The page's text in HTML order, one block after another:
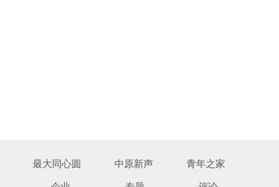
最大同心圆 中原新声 青年之家